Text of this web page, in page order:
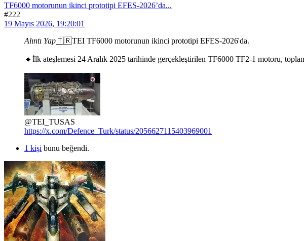
TF6000 motorunun ikinci prototipi EFES-2026’da...
#222
19 Mayıs 2026, 19:20:01
Alıntı Yap🇹🇷TEI TF6000 motorunun ikinci prototipi EFES-2026'da.
🔸İlk ateşlemesi 24 Aralık 2025 tarihinde gerçekleştirilen TF6000 TF2-1 motoru,
@TEI_TUSAS
https://x.com/Defence_Turk/status/2056627115403969001
1 kişi bunu beğendi.